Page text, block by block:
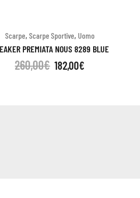
Scarpe, Scarpe Sportive, Uomo
PREMIATA NOUS 8289 BLUE
260,00€ 182,00€